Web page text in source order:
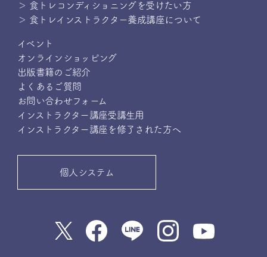
＞ 食トレコンディショニングを受けたい方
＞ 食トレインストラクター養成講座について
イベント
オンラインショッピング
出版書籍のご紹介
よくあるご質問
お問い合わせフォーム
インストラクター講座受講生用
インストラクター講座を修了された方へ
個人システム